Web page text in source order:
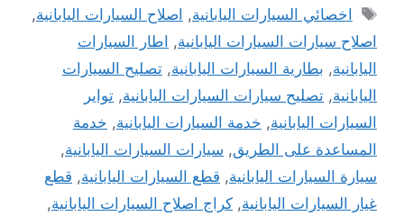
الوسوم
اخصائي السيارات اليابانية, اصلاح السيارات اليابانية,
اصلاح سيارات السيارات اليابانية, اطار السيارات
اليابانية, بطارية السيارات اليابانية, تصليح السيارات
اليابانية, تصليح سيارات السيارات اليابانية, تواير
السيارات اليابانية, خدمة السيارات اليابانية, خدمة
المساعدة على الطريق, سيارات السيارات اليابانية,
سيارة السيارات اليابانية, قطع السيارات اليابانية, قطع
غيار السيارات اليابانية, كراج اصلاح السيارات اليابانية,